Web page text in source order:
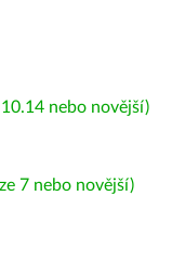
nebo novější)
7 nebo novější)